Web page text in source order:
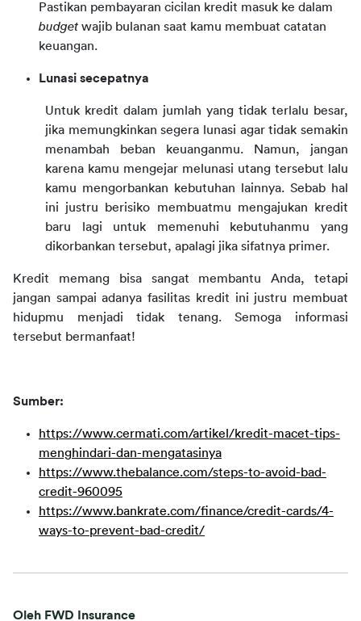
Pastikan pembayaran cicilan kredit masuk ke dalam
budget wajib bulanan saat kamu membuat catatan
keuangan.
Lunasi secepatnya
Untuk kredit dalam jumlah yang tidak terlalu besar,
jika memungkinkan segera lunasi agar tidak semakin
menambah beban keuanganmu. Namun, jangan
karena kamu mengejar melunasi utang tersebut lalu
kamu mengorbankan kebutuhan lainnya. Sebab hal
ini justru berisiko membuatmu mengajukan kredit
baru lagi untuk memenuhi kebutuhanmu yang
dikorbankan tersebut, apalagi jika sifatnya primer.
Kredit memang bisa sangat membantu Anda, tetapi
jangan sampai adanya fasilitas kredit ini justru membuat
hidupmu menjadi tidak tenang. Semoga informasi
tersebut bermanfaat!
Sumber:
https://www.cermati.com/artikel/kredit-macet-tips-
menghindari-dan-mengatasinya
https://www.thebalance.com/steps-to-avoid-bad-
credit-960095
https://www.bankrate.com/finance/credit-cards/4-
ways-to-prevent-bad-credit/
Oleh FWD Insurance